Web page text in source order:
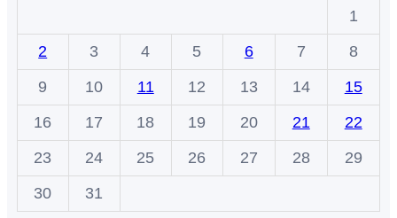
1
2
3 4 5 6 7
8
9
10 11 12 13 14
15
16
17 18 19 20 21
22
23
24 25 26 27 28
29
30
31